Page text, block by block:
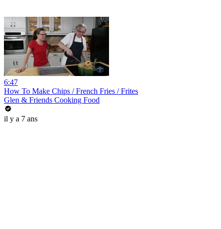
6:47
How To Make Chips / French Fries / Frites
Glen & Friends Cooking Food
il y a 7 ans